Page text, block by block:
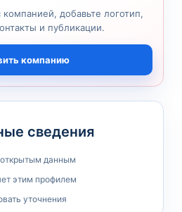
компанией, добавьте логотип,
и публикации.
компанию
сведения
открытым данным
этим профилем
уточнения